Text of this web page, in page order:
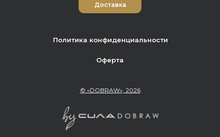
© «DOBRAW», 2026
Политика конфиденциальности
Оферта
Доставка